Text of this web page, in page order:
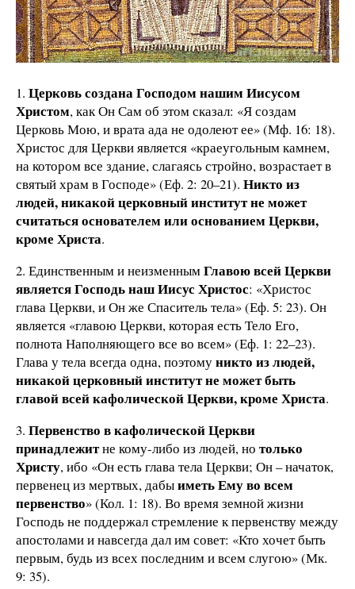
1. Церковь создана Господом нашим Иисусом
Христом, как Он Сам об этом сказал: «Я создам
Церковь Мою, и врата ада не одолеют ее» (Мф. 16: 18).
Христос для Церкви является «краеугольным камнем,
на котором все здание, слагаясь стройно, возрастает в
святый храм в Господе» (Еф. 2: 20–21). Никто из
людей, никакой церковный институт не может
считаться основателем или основанием Церкви,
кроме Христа.
2. Единственным и неизменнымГлавою всей Церкви
является Господь наш Иисус Христос: «Христос
глава Церкви, и Он же Спаситель тела» (Еф. 5: 23). Он
является «главою Церкви, которая есть Тело Его,
полнота Наполняющего все во всем» (Еф. 1: 22–23).
Глава у тела всегда одна, поэтомуникто из людей,
никакой церковный институт не может быть
главой всей кафолической Церкви, кроме Христа.
3. Первенство в кафолической Церкви
принадлежитне кому-либо из людей, но только
Христу, ибо «Он есть глава тела Церкви; Он – начаток,
первенец из мертвых, дабыиметь Ему во всем
первенство» (Кол. 1: 18). Во время земной жизни
Господь не поддержал стремление к первенству между
апостолами и навсегда дал им совет: «Кто хочет быть
первым, будь из всех последним и всем слугою» (Мк.
9: 35).